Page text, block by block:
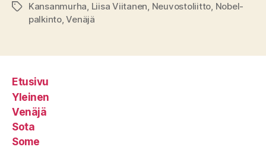
Avainsanat
Kansanmurha, Liisa Viitanen, Neuvostoliitto, Nobel-
palkinto,Venäjä
Etusivu
Yleinen
Venäjä
Sota
Some